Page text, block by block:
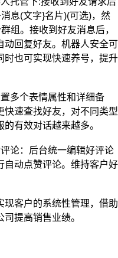
息(文字}名片)(可选)，然
组。接收到好友消息后，
动回复好友。机器人安全可
时也可实现快速养号，提升
多个表情属性和详细备
快速查找好友，对不同类型
有效对话越来越多。
论：后台统一编辑好评论
自动点赞评论。维持客户好
客户的系统性管理，借助
提高销售业绩。